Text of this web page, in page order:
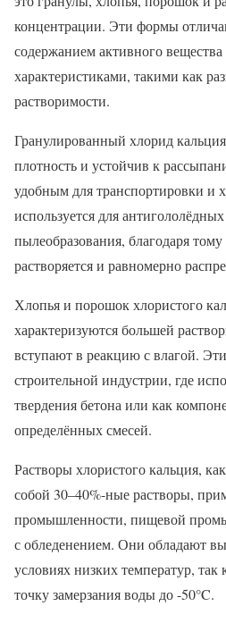
концентрации. Эти формы
содержанием активного
характеристиками, такими как
растворимости.
Гранулированный хлорид
плотность и устойчив к
удобным для транспортировки и
используется для
пылеобразования, благодаря
растворяется и равномерно
Хлопья и порошок хлористого
характеризуются большей
вступают в реакцию с влагой.
строительной индустрии, где
твердения бетона или как
определённых смесей.
Растворы хлористого кальция,
собой 30–40%-ные растворы,
промышленности, пищевой
с обледенением. Они обладают
условиях низких температур,
точку замерзания воды до -50°C.